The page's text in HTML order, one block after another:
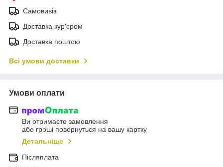
Самовивіз
Доставка кур'єром
Доставка поштою
Всі умови доставки
Умови оплати
Ви отримаєте замовлення
або гроші повернуться на вашу картку
Детальніше
Післяплата